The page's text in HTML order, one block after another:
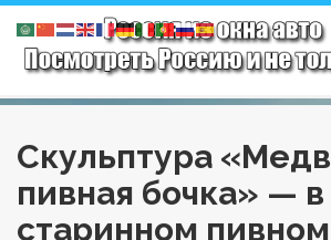
Скульптура
пивная бочка» —
старинном пивном